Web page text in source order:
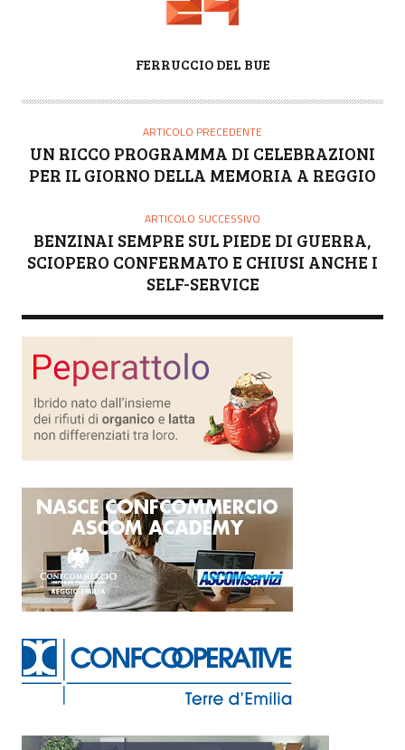
T
R
E
FERRUCCIO DEL BUE
ARTICOLO PRECEDENTE
UN RICCO PROGRAMMA DI CELEBRAZIONI
PER IL GIORNO DELLA MEMORIA A REGGIO
ARTICOLO SUCCESSIVO
BENZINAI SEMPRE SUL PIEDE DI GUERRA,
SCIOPERO CONFERMATO E CHIUSI ANCHE I
SELF-SERVICE